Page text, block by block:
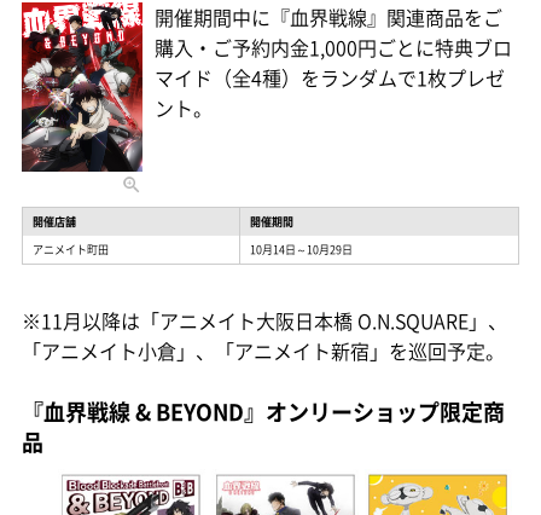
開催期間中に『血界戦線』関連商品をご
購入・ご予約内金1,000円ごとに特典ブロ
マイド（全4種）をランダムで1枚プレゼ
ント。
開催店舗
開催期間
アニメイト町田
10月14日～10月29日
※11月以降は「アニメイト大阪日本橋 O.N.SQUARE」、
「アニメイト小倉」、「アニメイト新宿」を巡回予定。
『血界戦線 & BEYOND』オンリーショップ限定商
品